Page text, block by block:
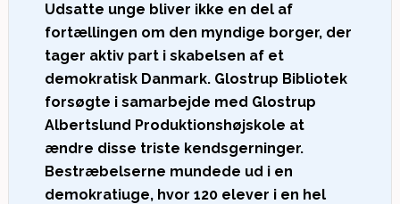
Udsatte unge bliver ikke en del af
fortællingen om den myndige borger, der
tager aktiv part i skabelsen af et
demokratisk Danmark. Glostrup Bibliotek
forsøgte i samarbejde med Glostrup
Albertslund Produktionshøjskole at
ændre disse triste kendsgerninger.
Bestræbelserne mundede ud i en
demokratiuge, hvor 120 elever i en hel